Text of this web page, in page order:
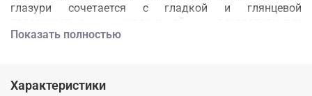
глазури сочетается с гладкой и глянцевой
поверхностью, украшенной декоративными
элементами. В обрамлении в центре урны
Показать полностью
Характеристики